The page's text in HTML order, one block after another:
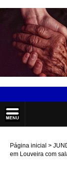
Página inicial
em Louveira com